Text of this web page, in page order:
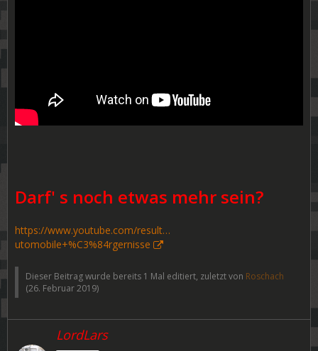
Darf' s noch etwas mehr sein?
https://www.youtube.com/result…
utomobile+%C3%84rgernisse
Dieser Beitrag wurde bereits 1 Mal editiert, zuletzt von Roschach
(26. Februar 2019)
LordLars